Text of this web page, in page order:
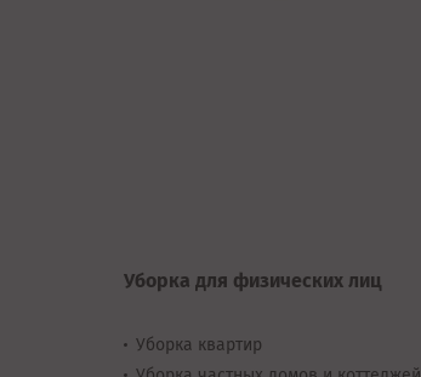
Уборка для физических лиц
Уборка квартир